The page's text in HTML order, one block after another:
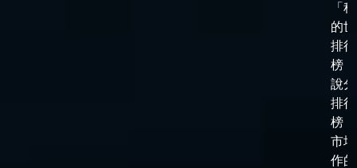
「
的
排行
榜
說
排行
榜
市
作